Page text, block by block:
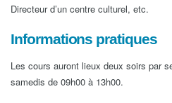
Directeur d’un centre culturel, etc.
Informations pratiques
Les cours auront lieux deux soirs par
samedis de 09h00 à 13h00.